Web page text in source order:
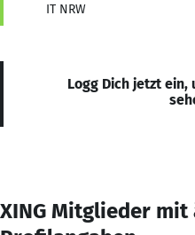
IT NRW
Logg Dich jetzt ein,
XING Mitglieder mit